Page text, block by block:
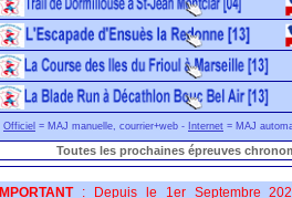
Officiel = MAJ manuelle, courrier+web - Internet = MAJ
Toutes les prochaines épreuves
IMPORTANT: Depuis le 1er Septembre